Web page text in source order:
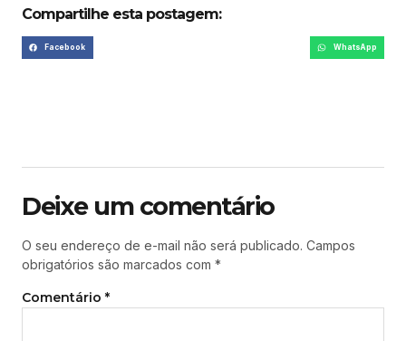
Compartilhe esta postagem:
Facebook WhatsApp
Deixe um comentário
O seu endereço de e-mail não será publicado. Campos
obrigatórios são marcados com *
Comentário *